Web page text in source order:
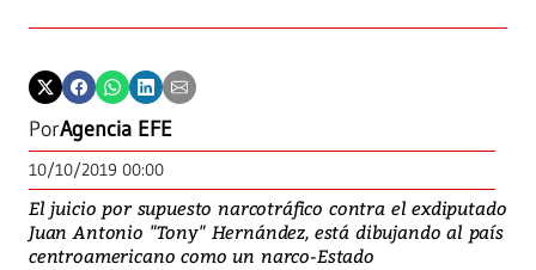
PorAgencia EFE
10/10/2019 00:00
El juicio por supuesto narcotráfico contra el exdiputado
Juan Antonio "Tony" Hernández, está dibujando al país
centroamericano como un narco-Estado